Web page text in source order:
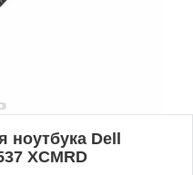
ноутбука Dell
XCMRD